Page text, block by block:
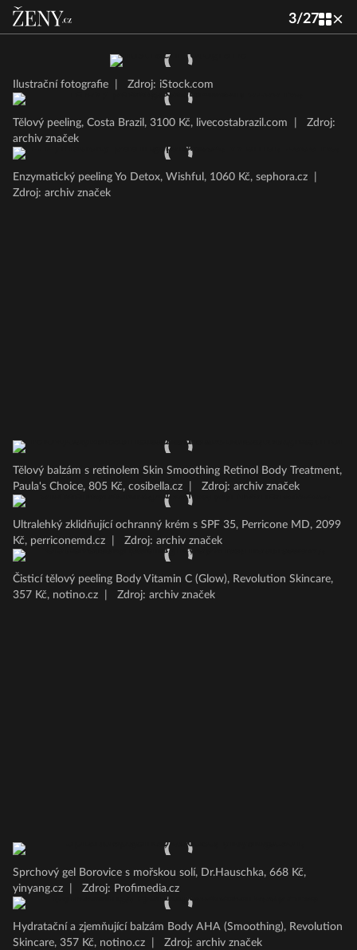
3/27
Ilustrační fotografie Zdroj: iStock.com
Tělový peeling, Costa Brazil, 3100 Kč, livecostabrazil.com
Zdroj:
archiv značek
Enzymatický peeling Yo Detox, Wishful, 1060 Kč, sephora.cz
Zdroj: archiv značek
Tělový balzám s retinolem Skin Smoothing Retinol Body Treatment,
Paula's Choice, 805 Kč, cosibella.cz
Zdroj: archiv značek
Ultralehký zklidňující ochranný krém s SPF 35, Perricone MD, 2099
Kč, perriconemd.cz
Zdroj: archiv značek
Čisticí tělový peeling Body Vitamin C (Glow), Revolution Skincare,
357 Kč, notino.cz
Zdroj: archiv značek
Sprchový gel Borovice s mořskou solí, Dr.Hauschka, 668 Kč,
yinyang.cz
Zdroj: Profimedia.cz
Hydratační a zjemňující balzám Body AHA (Smoothing), Revolution
Skincare, 357 Kč, notino.cz
Zdroj: archiv značek